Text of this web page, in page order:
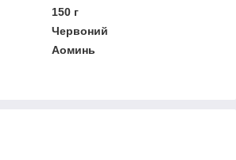
150 г
Червоний
Аоминь